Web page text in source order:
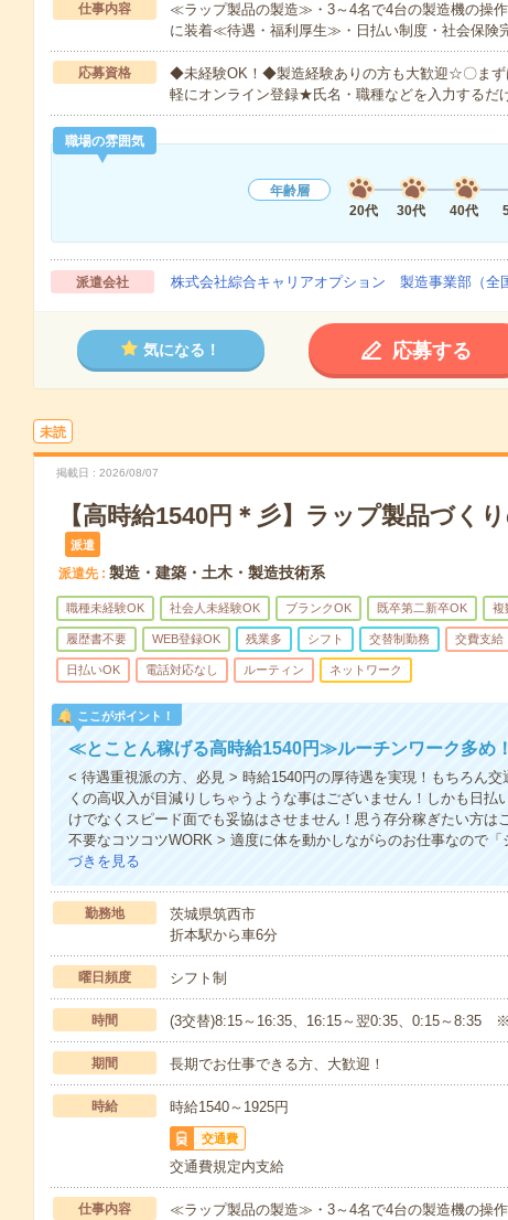
仕事内容
≪ラップ製品の製造≫・3～4名で4台の製造機の操
に装着≪待遇・福利厚生≫・日払い制度・社会保険
応募資格
◆未経験OK！◆製造経験ありの方も大歓迎☆〇まず
軽にオンライン登録★氏名・職種などを入力する
職場の雰囲気
年齢層
20代
30代 40代
派遣会社 株式会社綜合キャリアオプション 製造事業部（全
気になる！ 応募する
未読
掲載日 2026/08/07
【高時給1540円＊彡】ラップ製品づく
派遣
派遣先 製造・建築・土木・製造技術系
職種未経験OK 社会人未経験OK ブランクOK 既卒第二新卒OK 複
履歴書不要 WEB登録OK 残業多 シフト 交替制勤務 交費支給
日払いOK 電話対応なし ルーティン ネットワーク
ここがポイント！
≪とことん稼げる高時給1540円≫ルーチンワーク多め
< 待遇重視派の方、必見 > 時給1540円の厚待遇を実現！もちろん
くの高収入が目減りしちゃうような事はございません！しかも日払
けでなくスピード面でも妥協はさせません！思う存分稼ぎたい方は
不要なコツコツWORK > 適度に体を動かしながらのお仕事なので
づきを見る
勤務地
茨城県筑西市
折本駅から車6分
曜日頻度 シフト制
時間 (3交替)8:15～16:35、16:15～翌0:35、0:15～8:35
期間 長期でお仕事できる方、大歓迎！
時給 時給1540～1925円
交通費
交通費規定内支給
仕事内容
≪ラップ製品の製造≫・3～4名で4台の製造機の操